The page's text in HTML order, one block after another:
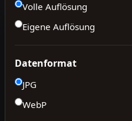
Volle Auflösung
Eigene Auflösung
Datenformat
JPG
WebP